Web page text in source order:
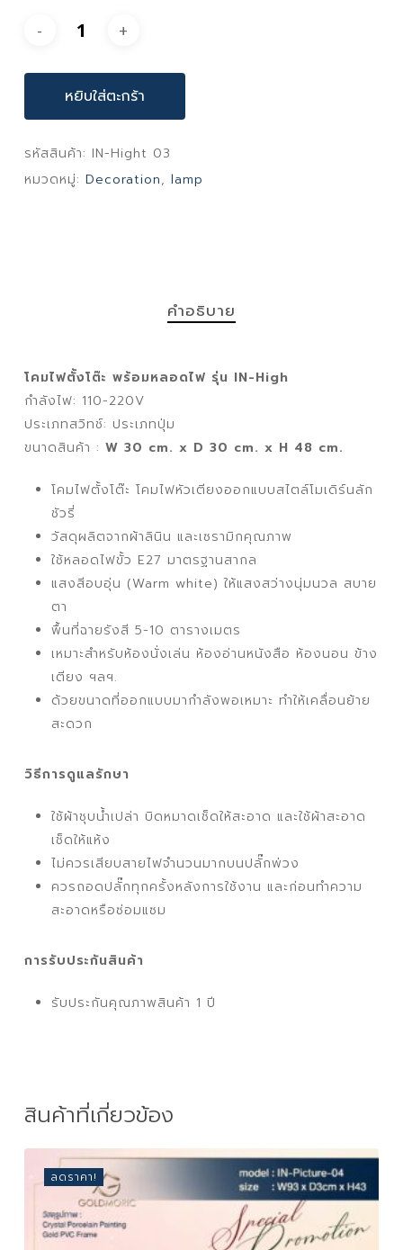
หยิบใส่ตะกร้า
รหัสสินค้า: IN-Hight 03
หมวดหมู่: Decoration, lamp
คำอธิบาย
โคมไฟตั้งโต๊ะ พร้อมหลอดไฟ รุ่น IN-High
กำลังไฟ: 110-220V
ประเภทสวิทช์: ประเภทปุ่ม
ขนาดสินค้า : W 30 cm. x D 30 cm. x H 48 cm.
โคมไฟตั้งโต๊ะ โคมไฟหัวเตียงออกแบบสไตล์โมเดิร์นลัก
ชัวรี่
วัสดุผลิตจากผ้าลินิน และเซรามิกคุณภาพ
ใช้หลอดไฟขั้ว E27 มาตรฐานสากล
แสงสีอบอุ่น (Warm white) ให้แสงสว่างนุ่มนวล สบาย
ตา
พื้นที่ฉายรังสี 5-10 ตารางเมตร
เหมาะสำหรับห้องนั่งเล่น ห้องอ่านหนังสือ ห้องนอน ข้าง
เตียง ฯลฯ.
ด้วยขนาดที่ออกแบบมากำลังพอเหมาะ ทำให้เคลื่อนย้าย
สะดวก
วิธีการดูแลรักษา
ใช้ผ้าชุบน้ำเปล่า บิดหมาดเช็ดให้สะอาด และใช้ผ้าสะอาด
เช็ดให้แห้ง
ไม่ควรเสียบสายไฟจำนวนมากบนปลั๊กพ่วง
ควรถอดปลั๊กทุกครั้งหลังการใช้งาน และก่อนทำความ
สะอาดหรือซ่อมแซม
การรับประกันสินค้า
รับประกันคุณภาพสินค้า 1 ปี
สินค้าที่เกี่ยวข้อง
ลดราคา!